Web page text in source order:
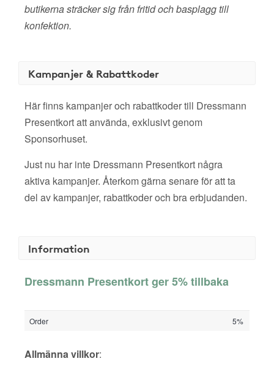
butikerna sträcker sig från fritid och basplagg till
konfektion.
Kampanjer & Rabattkoder
Här finns kampanjer och rabattkoder till Dressmann
Presentkort att använda, exklusivt genom
Sponsorhuset.
Just nu har inte Dressmann Presentkort några
aktiva kampanjer. Återkom gärna senare för att ta
del av kampanjer, rabattkoder och bra erbjudanden.
Information
Dressmann Presentkort ger 5% tillbaka
Order 5%
Allmänna villkor: